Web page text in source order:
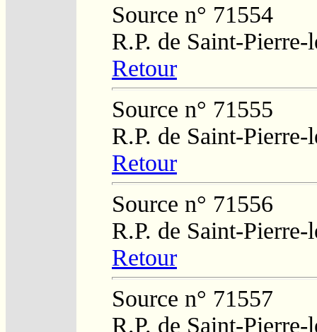
Source n° 71554
R.P. de Saint-
Retour
Source n° 71555
R.P. de Saint-
Retour
Source n° 71556
R.P. de Saint-
Retour
Source n° 71557
R.P. de Saint-